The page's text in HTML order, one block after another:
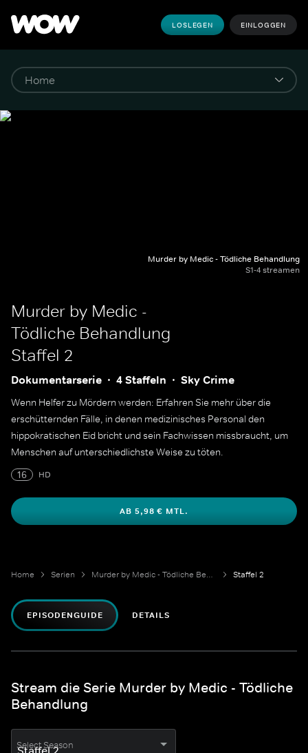
LOSLEGEN EINLOGGEN
Murder by Medic - Tödliche Behandlung
S1-4 streamen
Murder by Medic -
Tödliche Behandlung
Staffel 2
Dokumentarserie 4 Staffeln Sky Crime
Wenn Helfer zu Mördern werden: Erfahren Sie mehr über die
erschütternden Fälle, in denen medizinisches Personal den
hippokratischen Eid bricht und sein Fachwissen missbraucht, um
Menschen auf unterschiedlichste Weise zu töten.
16
HD
AB 5,98 € MTL.
Home Serien Murder by Medic - Tödliche Behandlung Staffel 2
EPISODENGUIDE DETAILS
Stream die Serie Murder by Medic - Tödliche
Behandlung
Select Season